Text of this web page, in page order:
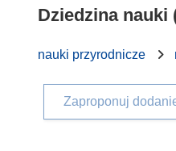
Dziedzina nauki
nauki przyrodnicze
Zaproponuj